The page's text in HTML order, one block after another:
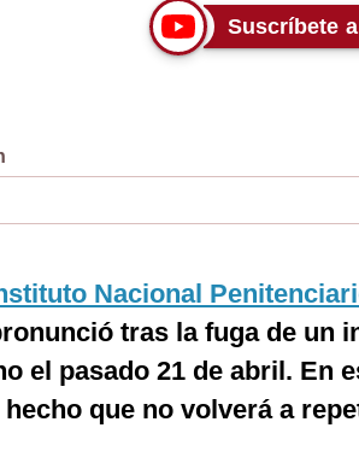
Suscríbete
Nacional
tras la fuga de un
el pasado 21 de abril. En
que no volverá a